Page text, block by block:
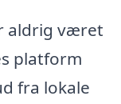
aldrig været
platform
fra lokale